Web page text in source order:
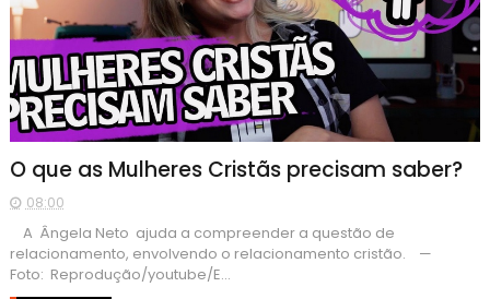
O que as Mulheres Cristãs precisam saber?
08:00
A Ângela Neto ajuda a compreender a questão de
relacionamento, envolvendo o relacionamento cristão. —
Foto: Reprodução/youtube/E...